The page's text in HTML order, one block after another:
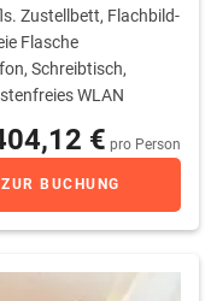
Zustellbett, Flachbild-
Flasche
Schreibtisch,
WLAN
€ pro Person
ZUR BUCHUNG